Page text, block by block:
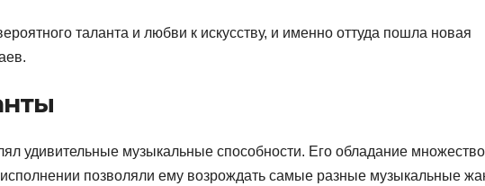
таланта и любви к искусству, и именно оттуда пошла новая
удивительные музыкальные способности. Его обладание
исполнении позволяли ему возрождать самые разные музыкальные